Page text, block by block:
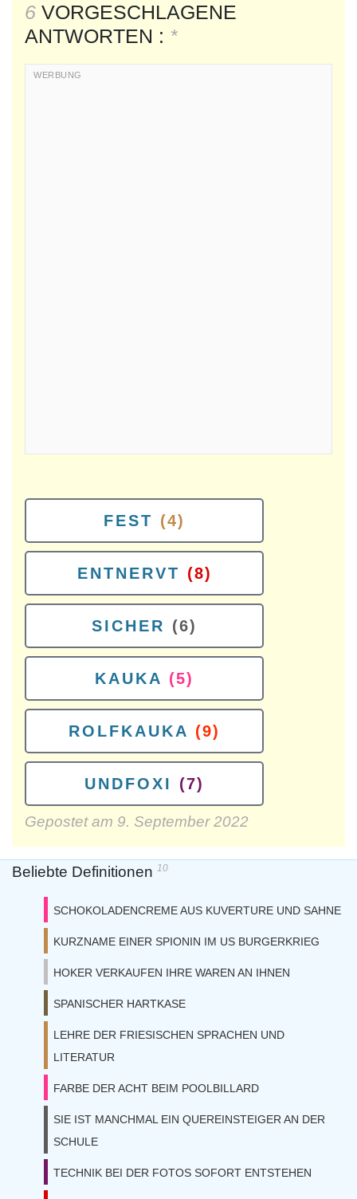
6 VORGESCHLAGENE
ANTWORTEN : *
FEST (4)
ENTNERVT (8)
SICHER (6)
KAUKA (5)
ROLFKAUKA (9)
UNDFOXI (7)
Gepostet am 9. September 2022
Beliebte Definitionen 10
SCHOKOLADENCREME AUS KUVERTURE UND SAHNE
KURZNAME EINER SPIONIN IM US BURGERKRIEG
HOKER VERKAUFEN IHRE WAREN AN IHNEN
SPANISCHER HARTKASE
LEHRE DER FRIESISCHEN SPRACHEN UND
LITERATUR
FARBE DER ACHT BEIM POOLBILLARD
SIE IST MANCHMAL EIN QUEREINSTEIGER AN DER
SCHULE
TECHNIK BEI DER FOTOS SOFORT ENTSTEHEN